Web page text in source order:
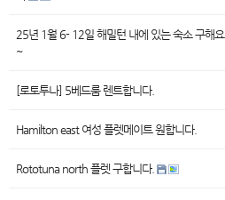
25년 1월 6- 12일 해밀턴 내에 있는 숙소 구해요
~
[로토투나] 5베드룸 렌트합니다.
Hamilton east 여성 플렛메이트 원합니다.
Rototuna north 플렛 구합니다.